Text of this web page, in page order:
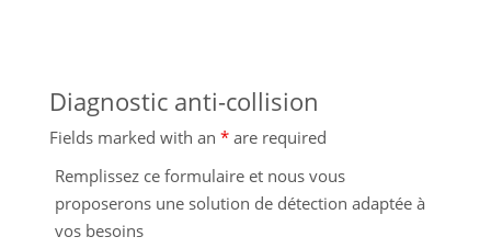
Diagnostic anti-collision
Fields marked with an *are required
Remplissez ce formulaire et nous vous
proposerons une solution de détection adaptée à
vos besoins